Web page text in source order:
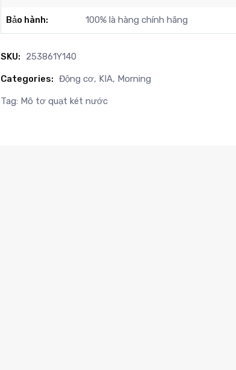
Bảo hành: 100% là hàng chính hãng
SKU: 253861Y140
Categories: Động cơ, KIA, Morning
Tag: Mô tơ quạt két nước